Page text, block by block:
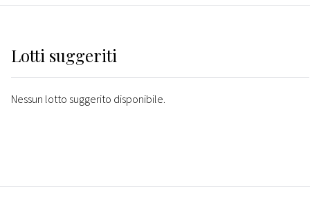
Lotti suggeriti
Nessun lotto suggerito disponibile.